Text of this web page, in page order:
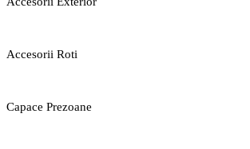
Accesorii Roti
Capace Prezoane